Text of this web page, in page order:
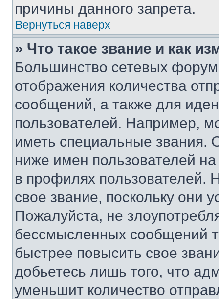
причины данного запрета.
Вернуться наверх
» Что такое звание и как
Большинство сетевых
отображения количества
сообщений, а также для
пользователей. Например,
иметь специальные звания.
ниже имен пользователей
в профилях
свое звание, поскольку они
Пожалуйста, не
бессмысленных сообщений
быстрее повысить свое
добьетесь лишь того, что
уменьшит количество